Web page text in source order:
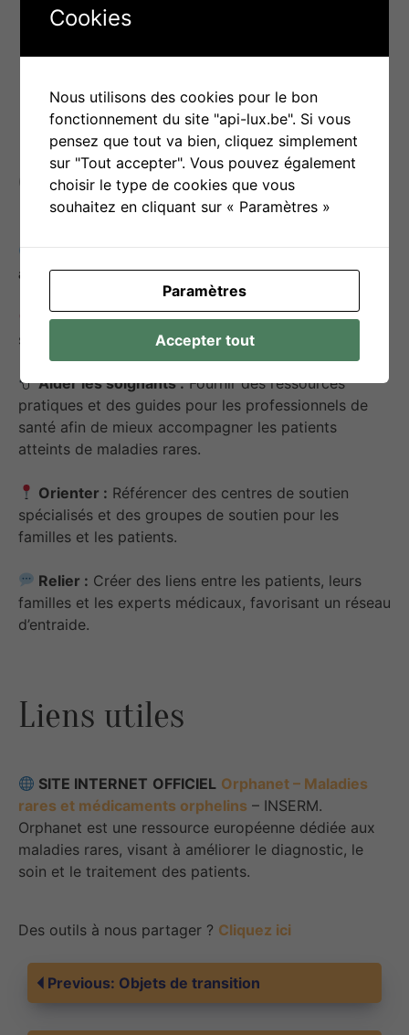
accompagnement médical personnalisé,
spécialisée.
Objectif(s) d’utilisation
Rendre les informations sur les maladies rares
accessibles et claires pour tous.
Informer :Expliquer chaque maladie rare, ses
symptômes, traitements et approches de soin.
Aider les soignants :Fournir des ressources
pratiques et des guides pour les professionnels de
santé afin de mieux accompagner les patients
atteints de maladies rares.
Orienter : Référencer des centres de soutien
spécialisés et des groupes de soutien pour les
familles et les patients.
Relier : Créer des liens entre les patients, leurs
familles et les experts médicaux, favorisant un réseau
d’entraide.
Liens utiles
SITE INTERNET OFFICIEL Orphanet – Maladies
rares et médicaments orphelins – INSERM.
Orphanet est une ressource européenne dédiée aux
maladies rares, visant à améliorer le diagnostic, le
soin et le traitement des patients.
Des outils à nous partager ? Cliquez ici
Navigation
Previous: Objets de transition
Cookies
Nous utilisons des cookies pour le bon
fonctionnement du site "api-lux.be". Si vous
pensez que tout va bien, cliquez simplement
sur "Tout accepter". Vous pouvez également
choisir le type de cookies que vous
souhaitez en cliquant sur « Paramètres »
Paramètres
Accepter tout